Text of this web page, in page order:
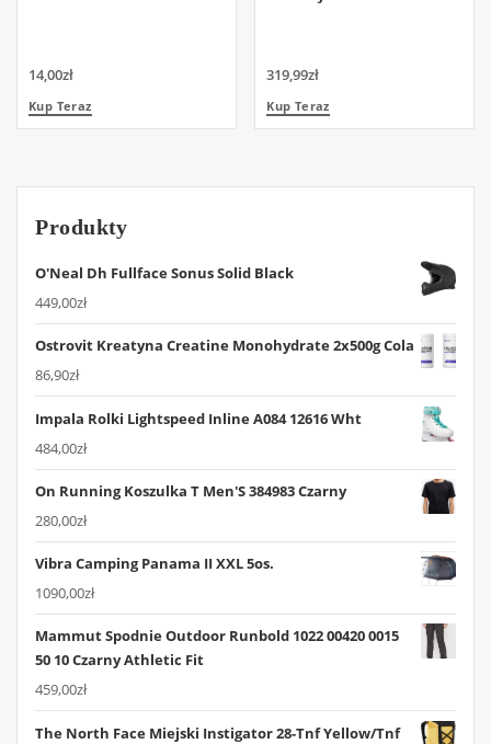
14,00zł
Kup Teraz
319,99zł
Kup Teraz
Produkty
O'Neal Dh Fullface Sonus Solid Black
449,00zł
Ostrovit Kreatyna Creatine Monohydrate 2x500g Cola
86,90zł
Impala Rolki Lightspeed Inline A084 12616 Wht
484,00zł
On Running Koszulka T Men'S 384983 Czarny
280,00zł
Vibra Camping Panama II XXL 5os.
1090,00zł
Mammut Spodnie Outdoor Runbold 1022 00420 0015
50 10 Czarny Athletic Fit
459,00zł
The North Face Miejski Instigator 28-Tnf Yellow/Tnf